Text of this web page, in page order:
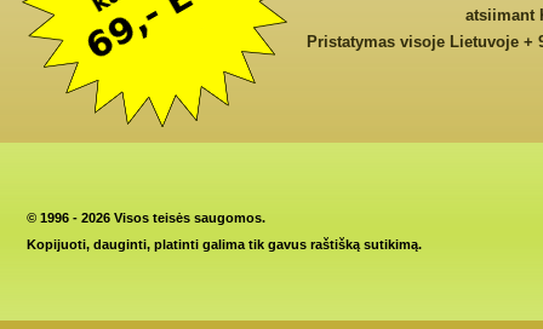
atsiimant
Pristatymas visoje Lietuvoje +
© 1996 - 2026 Visos teisės saugomos.
Kopijuoti, dauginti, platinti galima tik gavus raštišką sutikimą.